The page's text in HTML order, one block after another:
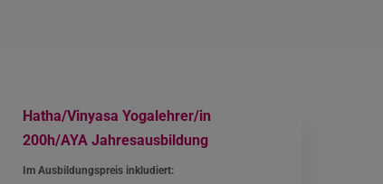
Hatha/Vinyasa Yogalehrer/in
200h/AYA Jahresausbildung
Im Ausbildungspreis inkludiert: